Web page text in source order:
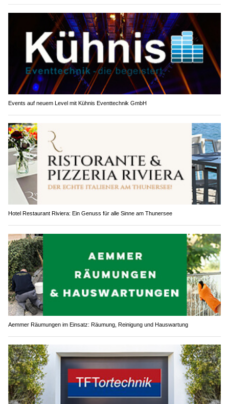
Events auf neuem Level mit Kühnis Eventtechnik GmbH
Hotel Restaurant Riviera: Ein Genuss für alle Sinne am Thunersee
Aemmer Räumungen im Einsatz: Räumung, Reinigung und Hauswartung